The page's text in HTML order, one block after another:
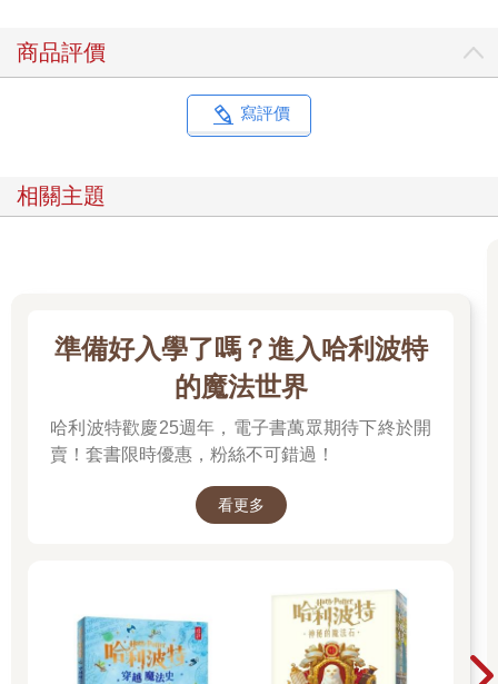
商品評價
寫評價
相關主題
準備好入學了嗎？進入哈利波特
的魔法世界
哈利波特歡慶25週年，電子書萬眾期待下終於開
賣！套書限時優惠，粉絲不可錯過！
看更多